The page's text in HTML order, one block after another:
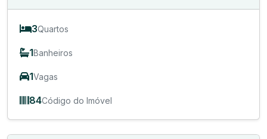
3Quartos
1Banheiros
1Vagas
84Código do Imóvel